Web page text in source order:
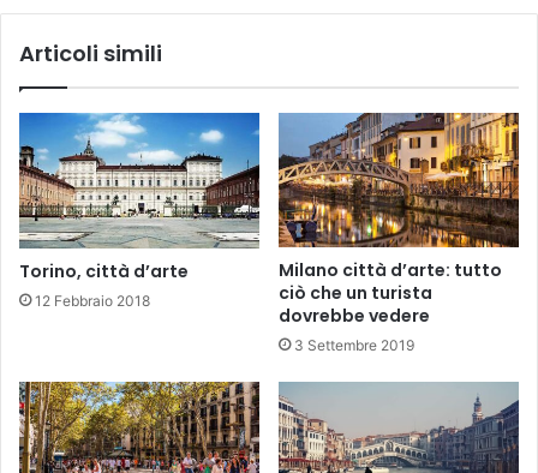
Articoli simili
Torino, città d’arte
12 Febbraio 2018
Milano città d’arte: tutto
ciò che un turista
dovrebbe vedere
3 Settembre 2019